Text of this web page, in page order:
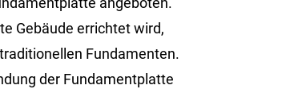
Ge­bäu­de er­rich­tet wird,
Fun­da­men­ten.
der Fun­da­ment­plat­te